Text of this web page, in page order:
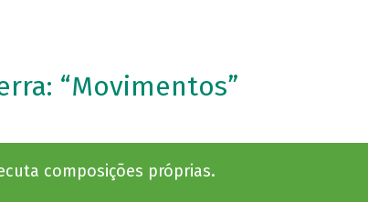
“Movimentos”
composições próprias.